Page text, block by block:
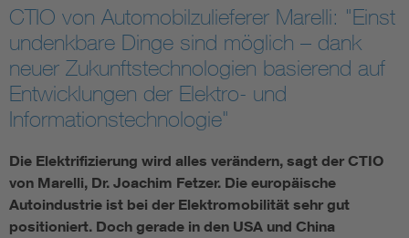
Assisted Living
Electromobility
Energy efficiency
Energy storage
Functional safety
CTIO von Automobilzulieferer Marelli: "Einst
undenkbare Dinge sind möglich – dank
neuer Zukunftstechnologien basierend auf
Entwicklungen der Elektro- und
Informationstechnologie"
Die Elektrifizierung wird alles verändern, sagt der CTIO
von Marelli, Dr. Joachim Fetzer. Die europäische
Autoindustrie ist bei der Elektromobilität sehr gut
positioniert. Doch gerade in den USA und China